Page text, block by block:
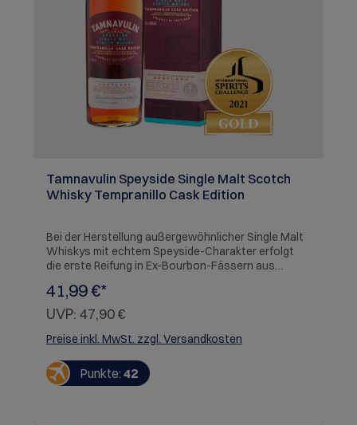
Tamnavulin Speyside Single Malt Scotch
Whisky Tempranillo Cask Edition
Bei der Herstellung außergewöhnlicher Single Malt
Whiskys mit echtem Speyside-Charakter erfolgt
die erste Reifung in Ex-Bourbon-Fässern aus
Auswahl der Spirituose in Ex-Tempranillo-
Rotweinfässer aus Spanien umgefüllt. Tempranillo-
Rotweinfässer werden selten für das Finishing und
die Veredelung von Whiskys verwendet. Es handelt
ihre reichhaltigen, vollmundigen Rotweine bekannt
ist. "
41,99 €*
UVP: 47,90 €
Preise inkl. MwSt. zzgl. Versandkosten
Punkte: 42